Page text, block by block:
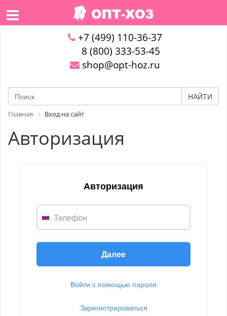
+7 (499) 110-36-37
8 (800) 333-53-45
shop@opt-hoz.ru
НАЙТИ
Главная Вход на сайт
Авторизация
Авторизация
Телефон
Далее
Войти с помощью пароля
Зарегистрироваться